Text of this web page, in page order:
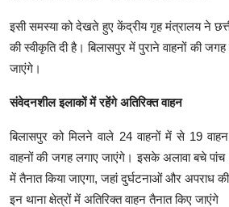
इसी समस्या को देखते हुए केंद्रीय गृह मंत्रालय ने
की स्वीकृति दी है। बिलासपुर में पुराने वाहनों की
जाएंगे।
संवेदनशील इलाकों में रहेंगे अतिरिक्त वाहन
बिलासपुर को मिलने वाले 24 वाहनों में से 19
वाहनों की जगह लगाए जाएंगे। इसके अलावा बचे पांच
में तैनात किया जाएगा, जहां दुर्घटनाओं और अपराध
इन थाना क्षेत्रों में अतिरिक्त वाहन तैनात किए जाएंगे